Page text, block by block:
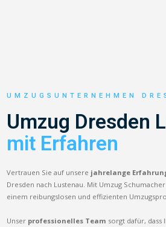
UMZUGSUNTERNEHMEN
Umzug Dresden
mit Erfahren
Vertrauen Sie auf unsere jahrelange
Dresden nach Lustenau. Mit Umzug
einem reibungslosen und effizienten
Unser professionelles Team sorgt dafür, dass